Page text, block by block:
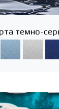
темно-